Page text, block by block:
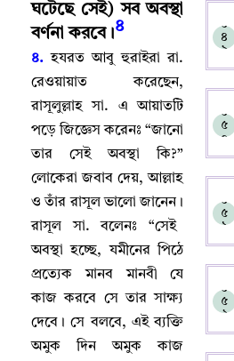
ঘটেছে সেই) সব অবস্থা
বর্ণনা করবে।৪
৪. হযরত আবু হুরাইরা রা.
রেওয়ায়াত করেছেন,
রাসূলুল্লাহ সা. এ আয়াতটি
পড়ে জিজ্ঞেস করেনঃ “জানো
তার সেই অবস্থা কি?”
লোকেরা জবাব দেয়,আল্লাহ‌
ও তাঁর রাসূল ভালো জানেন ।
রাসূল সা. বলেনঃ “সেই
অবস্থা হচ্ছে,যমীনের পিঠে
প্রত্যেক মানব মানবী যে
কাজ করবে সে তার সাক্ষ্য
দেবে । সে বলবে,এই ব্যক্তি
অমুক দিন অমুক কাজ
০
৪
৯
০
৫
০
০
৫
১
০
৫
২